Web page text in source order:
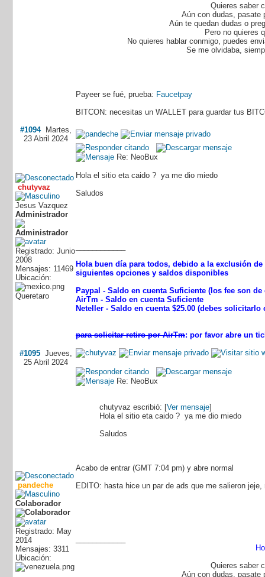
Quieres saber
Aún con dudas, pasate
Aún te quedan dudas o
Pero no quieres
No quieres hablar conmigo, puedes
Se me olvidaba,
Payeer se fué, prueba: Faucetpay
BITCON: necesitas un WALLET para guardar tus
#1094Martes,
23 Abril 2024
chutyvaz
Jesus Vazquez
Administrador
Registrado: Junio
2008
Mensajes: 11469
Ubicación:
Queretaro
Re: NeoBux
Hola el sitio eta caido ? ya me dio miedo
Saludos
Hola buen día para todos, debido a la exclusión
siguientes opciones y saldos disponibles
Paypal - Saldo en cuenta Suficiente (los fee son
AirTm - Saldo en cuenta Suficiente
Neteller - Saldo en cuenta $25.00 (debes
para solicitar retiro por AirTm: por favor abre un
#1095Jueves,
25 Abril 2024
pandeche
Colaborador
Registrado: May
2014
Mensajes: 3311
Ubicación:
Re: NeoBux
chutyvaz escribió: [Ver mensaje]
Hola el sitio eta caido ? ya me dio miedo
Saludos
Acabo de entrar (GMT 7:04 pm) y abre normal
EDITO: hasta hice un par de ads que me salieron
Quieres saber
Aún con dudas, pasate